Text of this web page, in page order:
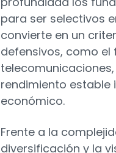
para ser selectivos
convierte en un
defensivos, como
rendimiento estable
económico.
Frente a la
diversificación y la